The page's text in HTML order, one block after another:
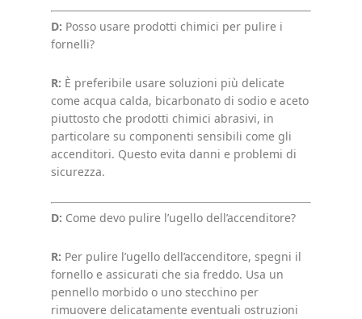
D: Posso usare prodotti chimici per pulire i
fornelli?
R: È preferibile usare soluzioni più delicate
come acqua calda, bicarbonato di sodio e aceto
piuttosto che prodotti chimici abrasivi, in
particolare su componenti sensibili come gli
accenditori. Questo evita danni e problemi di
sicurezza.
D: Come devo pulire l’ugello dell’accenditore?
R: Per pulire l’ugello dell’accenditore, spegni il
fornello e assicurati che sia freddo. Usa un
pennello morbido o uno stecchino per
rimuovere delicatamente eventuali ostruzioni